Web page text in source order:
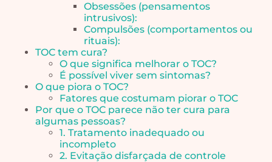
Obsessões (pensamentos
intrusivos):
Compulsões (comportamentos ou
rituais):
TOC tem cura?
O que significa melhorar o TOC?
É possível viver sem sintomas?
O que piora o TOC?
Fatores que costumam piorar o TOC
Por que o TOC parece não ter cura para
algumas pessoas?
1. Tratamento inadequado ou
incompleto
2. Evitação disfarçada de controle